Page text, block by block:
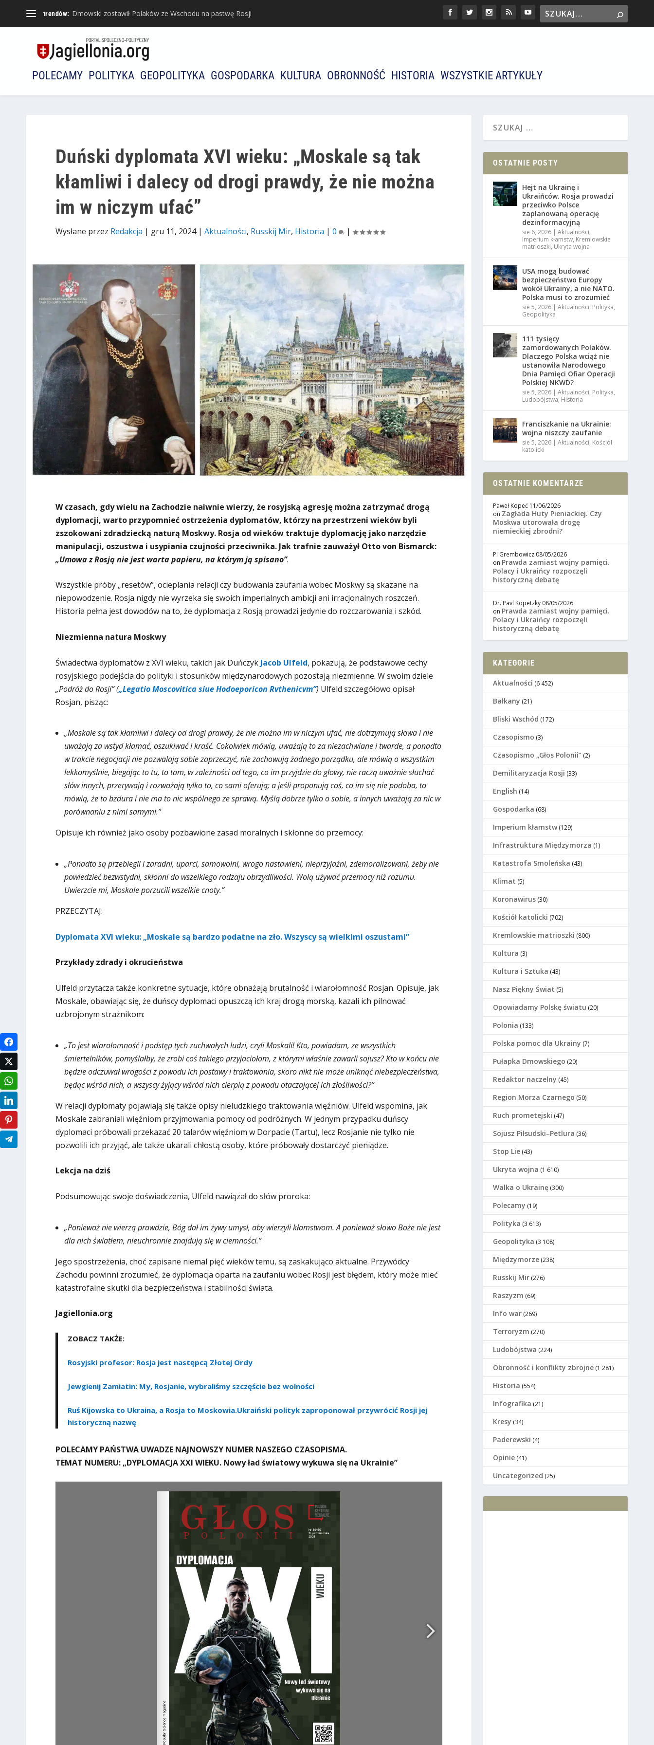
trendów: Dmowski zostawił Polaków ze Wschodu na pastwę Rosji
POLECAMY POLITYKA GEOPOLITYKA GOSPODARKA KULTURA OBRONNOŚĆ HISTORIA WSZYSTKIE ARTYKUŁY
Duński dyplomata XVI wieku: „Moskale są tak
kłamliwi i dalecy od drogi prawdy, że nie można
im w niczym ufać”
Wysłane przez Redakcja | gru 11, 2024| Aktualności, Russkij Mir, Historia | 0 |
W czasach, gdy wielu na Zachodzie naiwnie wierzy, że rosyjską agresję można zatrzymać drogą
dyplomacji, warto przypomnieć ostrzeżenia dyplomatów, którzy na przestrzeni wieków byli
zszokowani zdradziecką naturą Moskwy. Rosja od wieków traktuje dyplomację jako narzędzie
manipulacji, oszustwa i usypiania czujności przeciwnika. Jak trafnie zauważył Otto von Bismarck:
„Umowa z Rosją nie jest warta papieru, na którym ją spisano”.
Wszystkie próby „resetów”, ocieplania relacji czy budowania zaufania wobec Moskwy są skazane na
niepowodzenie. Rosja nigdy nie wyrzeka się swoich imperialnych ambicji ani irracjonalnych roszczeń.
Historia pełna jest dowodów na to, że dyplomacja z Rosją prowadzi jedynie do rozczarowania i szkód.
Niezmienna natura Moskwy
Świadectwa dyplomatów z XVI wieku, takich jak Duńczyk Jacob Ulfeld, pokazują, że podstawowe cechy
rosyjskiego podejścia do polityki i stosunków międzynarodowych pozostają niezmienne. W swoim dziele
„Podróż do Rosji” („Legatio Moscovitica siue Hodoeporicon Rvthenicvm”) Ulfeld szczegółowo opisał
Rosjan, pisząc:
„Moskale są tak kłamliwi i dalecy od drogi prawdy, że nie można im w niczym ufać, nie dotrzymują słowa i nie
uważają za wstyd kłamać, oszukiwać i kraść. Cokolwiek mówią, uważają to za niezachwiane i twarde, a ponadto
w trakcie negocjacji nie pozwalają sobie zaprzeczyć, nie zachowują żadnego porządku, ale mówią o wszystkim
lekkomyślnie, biegając to tu, to tam, w zależności od tego, co im przyjdzie do głowy, nie raczą uważnie słuchać
słów innych, przerywają i rozważają tylko to, co sami oferują; a jeśli proponują coś, co im się nie podoba, to
mówią, że to bzdura i nie ma to nic wspólnego ze sprawą. Myślą dobrze tylko o sobie, a innych uważają za nic w
porównaniu z nimi samymi.”
Opisuje ich również jako osoby pozbawione zasad moralnych i skłonne do przemocy:
„Ponadto są przebiegli i zaradni, uparci, samowolni, wrogo nastawieni, nieprzyjaźni, zdemoralizowani, żeby nie
powiedzieć bezwstydni, skłonni do wszelkiego rodzaju obrzydliwości. Wolą używać przemocy niż rozumu.
Uwierzcie mi, Moskale porzucili wszelkie cnoty.”
PRZECZYTAJ:
Dyplomata XVI wieku: „Moskale są bardzo podatne na zło. Wszyscy są wielkimi oszustami”
Przykłady zdrady i okrucieństwa
Ulfeld przytacza także konkretne sytuacje, które obnażają brutalność i wiarołomność Rosjan. Opisuje, jak
Moskale, obawiając się, że duńscy dyplomaci opuszczą ich kraj drogą morską, kazali ich pilnować
uzbrojonym strażnikom:
„To jest wiarołomność i podstęp tych zuchwałych ludzi, czyli Moskali! Kto, powiadam, ze wszystkich
śmiertelników, pomyślałby, że zrobi coś takiego przyjaciołom, z którymi właśnie zawarli sojusz? Kto w końcu nie
będzie odczuwał wrogości z powodu ich postawy i traktowania, skoro nikt nie może uniknąć niebezpieczeństwa,
będąc wśród nich, a wszyscy żyjący wśród nich cierpią z powodu otaczającej ich złośliwości?”
W relacji dyplomaty pojawiają się także opisy nieludzkiego traktowania więźniów. Ulfeld wspomina, jak
Moskale zabraniali więźniom przyjmowania pomocy od podróżnych. W jednym przypadku duńscy
dyplomaci próbowali przekazać 20 talarów więźniom w Dorpacie (Tartu), lecz Rosjanie nie tylko nie
pozwolili ich przyjąć, ale także ukarali chłostą osoby, które próbowały dostarczyć pieniądze.
Lekcja na dziś
Podsumowując swoje doświadczenia, Ulfeld nawiązał do słów proroka:
„Ponieważ nie wierzą prawdzie, Bóg dał im żywy umysł, aby wierzyli kłamstwom. A ponieważ słowo Boże nie jest
dla nich światłem, nieuchronnie znajdują się w ciemności.”
Jego spostrzeżenia, choć zapisane niemal pięć wieków temu, są zaskakująco aktualne. Przywódcy
Zachodu powinni zrozumieć, że dyplomacja oparta na zaufaniu wobec Rosji jest błędem, który może mieć
katastrofalne skutki dla bezpieczeństwa i stabilności świata.
Jagiellonia.org
ZOBACZ TAKŻE:
Rosyjski profesor: Rosja jest następcą Złotej Ordy
Jewgienij Zamiatin: My, Rosjanie, wybraliśmy szczęście bez wolności
Ruś Kijowska to Ukraina, a Rosja to Moskowia.Ukraiński polityk zaproponował przywrócić Rosji jej
historyczną nazwę
POLECAMY PAŃSTWA UWADZE NAJNOWSZY NUMER NASZEGO CZASOPISMA.
TEMAT NUMERU: „DYPLOMACJA XXI WIEKU. Nowy ład światowy wykuwa się na Ukrainie”
OSTATNIE POSTY
Hejt na Ukrainę i
Ukraińców. Rosja prowadzi
przeciwko Polsce
zaplanowaną operację
dezinformacyjną
sie 6, 2026 |Aktualności,
Imperium kłamstw, Kremlowskie
matrioszki, Ukryta wojna
USA mogą budować
bezpieczeństwo Europy
wokół Ukrainy, a nie NATO.
Polska musi to zrozumieć
sie 5, 2026 |Aktualności, Polityka,
Geopolityka
111 tysięcy
zamordowanych Polaków.
Dlaczego Polska wciąż nie
ustanowiła Narodowego
Dnia Pamięci Ofiar Operacji
Polskiej NKWD?
sie 5, 2026 |Aktualności, Polityka,
Ludobójstwa, Historia
Franciszkanie na Ukrainie:
wojna niszczy zaufanie
sie 5, 2026 |Aktualności, Kościół
katolicki
OSTATNIE KOMENTARZE
Paweł Kopeć 11/06/2026
on Zagłada Huty Pieniackiej. Czy
Moskwa utorowała drogę
niemieckiej zbrodni?
PI Grembowicz 08/05/2026
on Prawda zamiast wojny pamięci.
Polacy i Ukraińcy rozpoczęli
historyczną debatę
Dr. Pavl Kopetzky 08/05/2026
on Prawda zamiast wojny pamięci.
Polacy i Ukraińcy rozpoczęli
historyczną debatę
KATEGORIE
Aktualności (6 452)
Bałkany (21)
Bliski Wschód (172)
Czasopismo (3)
Czasopismo „Głos Polonii” (2)
Demilitaryzacja Rosji (33)
English (14)
Gospodarka (68)
Imperium kłamstw (129)
Infrastruktura Międzymorza (1)
Katastrofa Smoleńska (43)
Klimat (5)
Koronawirus (30)
Kościół katolicki (702)
Kremlowskie matrioszki (800)
Kultura (3)
Kultura i Sztuka (43)
Nasz Piękny Świat (5)
Opowiadamy Polskę światu (20)
Polonia (133)
Polska pomoc dla Ukrainy (7)
Pułapka Dmowskiego (20)
Redaktor naczelny (45)
Region Morza Czarnego (50)
Ruch prometejski (47)
Sojusz Piłsudski–Petlura (36)
Stop Lie (43)
Ukryta wojna (1 610)
Walka o Ukrainę (300)
Polecamy (19)
Polityka (3 613)
Geopolityka (3 108)
Międzymorze (238)
Russkij Mir (276)
Raszyzm (69)
Info war (269)
Terroryzm (270)
Ludobójstwa (224)
Оbronność i konflikty zbrojne (1 281)
Historia (554)
Infografika (21)
Kresy (34)
Paderewski (4)
Opinie (41)
Uncategorized (25)